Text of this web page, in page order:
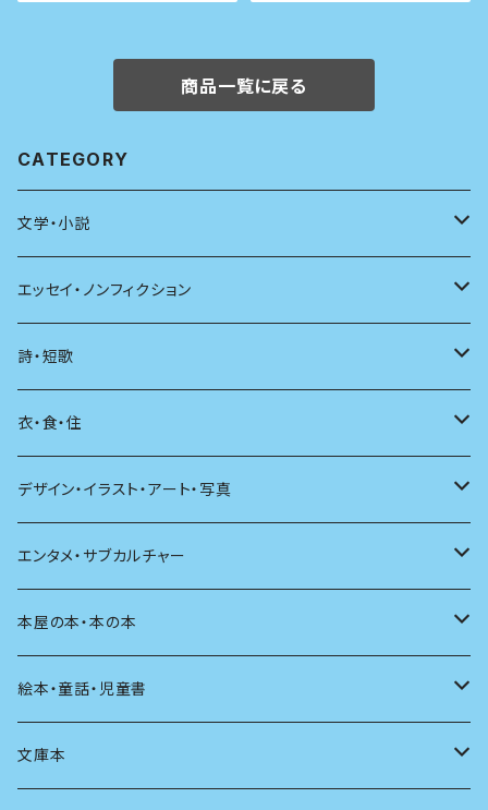
商品一覧に戻る
CATEGORY
文学・小説
日本
海外
日本語
文学理論
評論
文章術
エッセイ・ノンフィクション
エッセイ
日記
ノンフィクション
その他
評論
言葉
言語
詩・短歌
詩
短歌
その他
衣・食・住
着る
食べる
料理
発酵・麹
住う
その他
デザイン・イラスト・アート・写真
デザイン
イラスト
アート
写真
エンタメ・サブカルチャー
映画
音楽
マンガ
本屋の本・本の本
本屋さんの本
本の本
絵本・童話・児童書
小さいお子さん向け
文庫本